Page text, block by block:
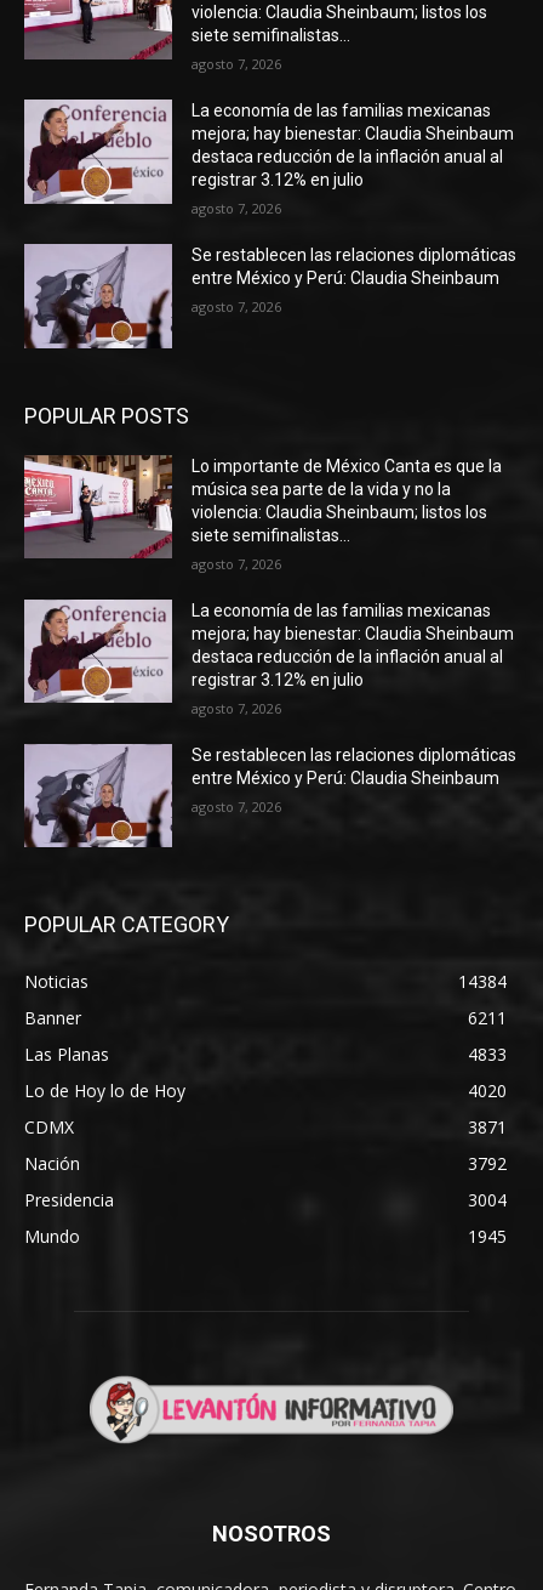
violencia: Claudia Sheinbaum; listos los
siete semifinalistas...
agosto 7, 2026
La economía de las familias mexicanas
mejora; hay bienestar: Claudia Sheinbaum
destaca reducción de la inflación anual al
registrar 3.12% en julio
agosto 7, 2026
Se restablecen las relaciones diplomáticas
entre México y Perú: Claudia Sheinbaum
agosto 7, 2026
POPULAR POSTS
Lo importante de México Canta es que la
música sea parte de la vida y no la
violencia: Claudia Sheinbaum; listos los
siete semifinalistas...
agosto 7, 2026
La economía de las familias mexicanas
mejora; hay bienestar: Claudia Sheinbaum
destaca reducción de la inflación anual al
registrar 3.12% en julio
agosto 7, 2026
Se restablecen las relaciones diplomáticas
entre México y Perú: Claudia Sheinbaum
agosto 7, 2026
POPULAR CATEGORY
Noticias
14384
Banner
6211
Las Planas
4833
Lo de Hoy lo de Hoy
4020
CDMX
3871
Nación
3792
Presidencia
3004
Mundo
1945
NOSOTROS